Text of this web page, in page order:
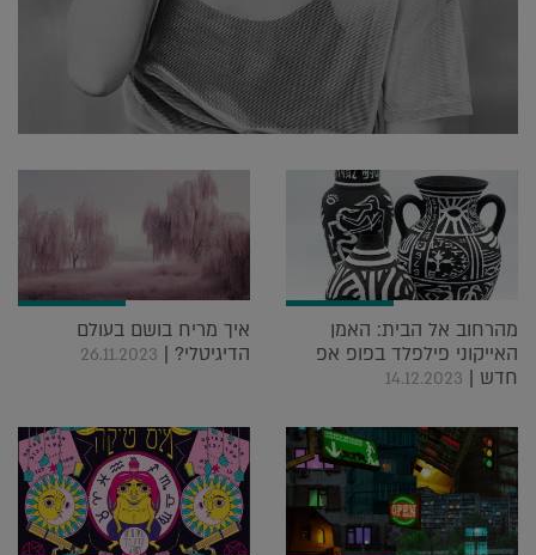
מהרחוב אל הבית: האמן
האייקוני פילפלד בפופ אפ
חדש | 14.12.2023
איך מריח בושם בעולם
הדיגיטלי? | 26.11.2023